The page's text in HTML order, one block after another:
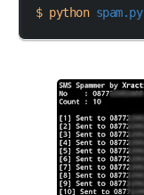
$ python spam.py